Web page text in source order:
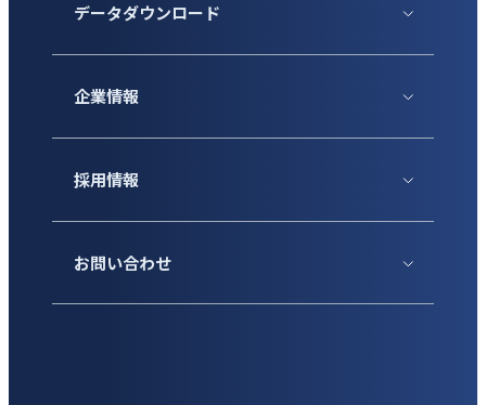
データダウンロード
企業情報
採用情報
お問い合わせ